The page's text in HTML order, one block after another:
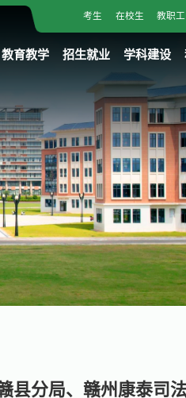
考生 在校生 教职工
教育教学 招生就业 学科建设
县分局、赣州康泰司